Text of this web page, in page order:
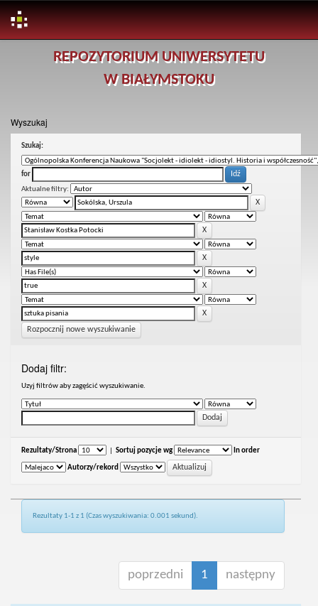
REPOZYTORIUM UNIWERSYTETU
W BIAŁYMSTOKU
Wyszukaj
Szukaj:
for
Aktualne filtry:
Rozpocznij nowe wyszukiwanie
Dodaj filtr:
Uzyj filtrów aby zagęścić wyszukiwanie.
Rezultaty/Strona Sortuj pozycje wg In order
Autorzy/rekord
Rezultaty 1-1 z 1 (Czas wyszukiwania: 0.001 sekund).
poprzedni 1 następny